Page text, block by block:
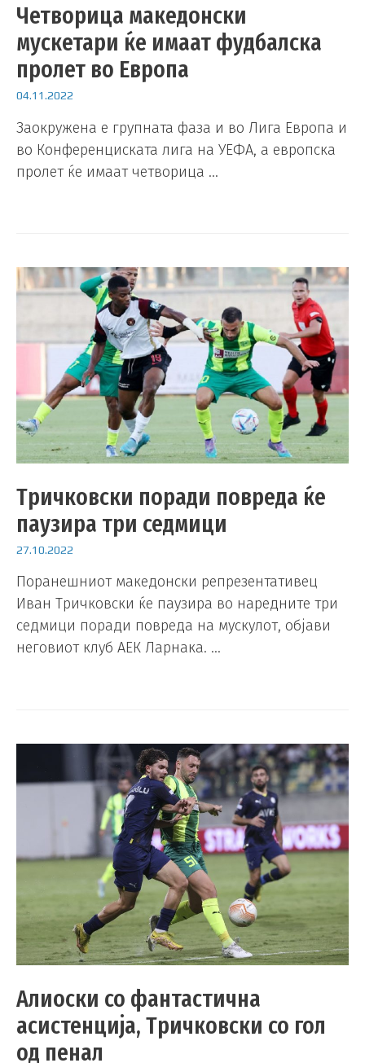
Четворица македонски
мускетари ќе имаат фудбалска
пролет во Европа
04.11.2022
Заокружена е групната фаза и во Лига Европа и
во Конференциската лига на УЕФА, а европска
пролет ќе имаат четворица …
Тричковски поради повреда ќе
паузира три седмици
27.10.2022
Поранешниот македонски репрезентативец
Иван Тричковски ќе паузира во наредните три
седмици поради повреда на мускулот, објави
неговиот клуб АЕК Ларнака. …
Алиоски со фантастична
асистенција, Тричковски со гол
од пенал